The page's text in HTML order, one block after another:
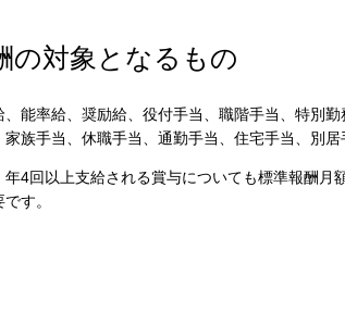
の対象となるもの
、能率給、奨励給、役付手当、職階手当、特別
家族手当、休職手当、通勤手当、住宅手当、別
年4回以上支給される賞与についても標準報酬
す。